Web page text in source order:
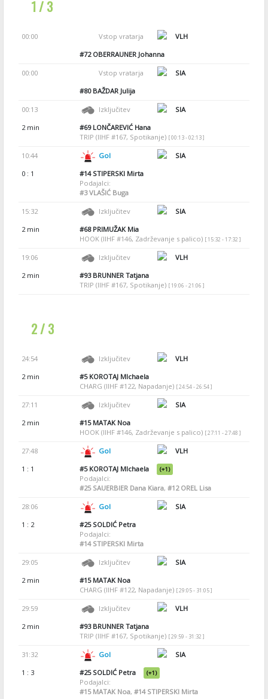
1 / 3
00:00 Vstop vratarja
VLH
#72OBERRAUNER Johanna
00:00 Vstop vratarja
SIA
#80BAŽDAR Julija
00:13 Izključitev
SIA
2 min
#69LONČAREVIĆ Hana
TRIP (IIHF #167, Spotikanje) [ 00:13 - 02:13 ]
10:44 Gol
SIA
0 : 1
#14STIPERSKI Mirta
Podajalci:
#3VLAŠIĆ Buga
15:32 Izključitev
SIA
2 min
#68PRIMUŽAK Mia
HOOK (IIHF #146, Zadrževanje s palico) [ 15:32 - 17:32 ]
19:06 Izključitev
VLH
2 min
#93BRUNNER Tatjana
TRIP (IIHF #167, Spotikanje) [ 19:06 - 21:06 ]
2 / 3
24:54 Izključitev
VLH
2 min
#5KOROTAJ MIchaela
CHARG (IIHF #122, Napadanje) [ 24:54 - 26:54 ]
27:11 Izključitev
SIA
2 min
#15MATAK Noa
HOOK (IIHF #146, Zadrževanje s palico) [ 27:11 - 27:48 ]
27:48 Gol
VLH
1 : 1
#5KOROTAJ MIchaela (+1)
Podajalci:
#25SAUERBIER Dana Kiara, #12OREL Lisa
28:06 Gol
SIA
1 : 2
#25SOLDIĆ Petra
Podajalci:
#14STIPERSKI Mirta
29:05 Izključitev
SIA
2 min
#15MATAK Noa
CHARG (IIHF #122, Napadanje) [ 29:05 - 31:05 ]
29:59 Izključitev
VLH
2 min
#93BRUNNER Tatjana
TRIP (IIHF #167, Spotikanje) [ 29:59 - 31:32 ]
31:32 Gol
SIA
1 : 3
#25SOLDIĆ Petra (+1)
Podajalci:
#15MATAK Noa, #14STIPERSKI Mirta